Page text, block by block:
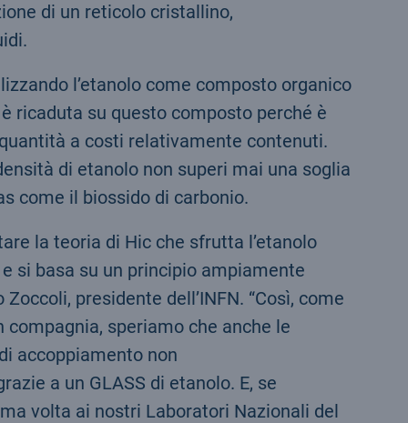
di un reticolo cristallino,
l’etanolo come composto organico
ricaduta su questo composto perché è
a costi relativamente contenuti.
di etanolo non superi mai una soglia
come il biossido di carbonio.
la teoria di Hic che sfrutta l’etanolo
si basa su un principio ampiamente
presidente dell’INFN. “Così, come
speriamo che anche le
accoppiamento non
a un GLASS di etanolo. E, se
volta ai nostri Laboratori Nazionali del